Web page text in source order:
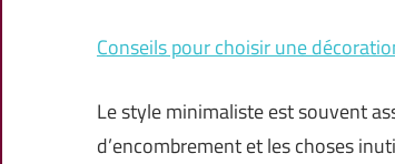
Conseils pour choisir une
Le style minimaliste est souvent
d’encombrement et les choses